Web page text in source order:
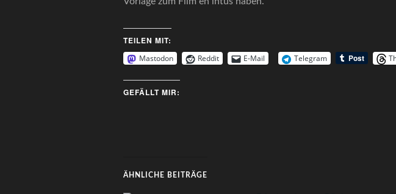
TEILEN MIT:
Mastodon Reddit E-Mail Telegram
GEFÄLLT MIR:
ÄHNLICHE BEITRÄGE